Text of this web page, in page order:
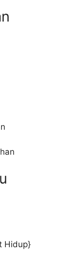
Hidup}